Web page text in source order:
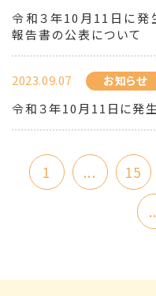
令和３年10月11日に
報告書の公表について
2023.09.07 お知らせ
令和３年10月11日に発
1 ... 15